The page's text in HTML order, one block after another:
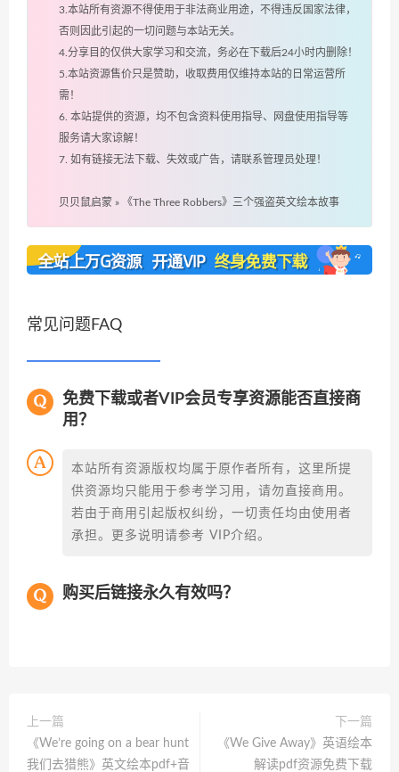
3.本站所有资源不得使用于非法商业用途，不得违反国家法律，
否则因此引起的一切问题与本站无关。
4.分享目的仅供大家学习和交流，务必在下载后24小时内删除！
5.本站资源售价只是赞助，收取费用仅维持本站的日常运营所
需！
6. 本站提供的资源，均不包含资料使用指导、网盘使用指导等
服务请大家谅解！
7. 如有链接无法下载、失效或广告，请联系管理员处理！
贝贝鼠启蒙 » 《The Three Robbers》三个强盗英文绘本故事
常见问题FAQ
免费下载或者VIP会员专享资源能否直接商
用？
本站所有资源版权均属于原作者所有，这里所提
供资源均只能用于参考学习用，请勿直接商用。
若由于商用引起版权纠纷，一切责任均由使用者
承担。更多说明请参考 VIP介绍。
购买后链接永久有效吗？
上一篇
《We’re going on a bear hunt
我们去猎熊》英文绘本pdf+音
下一篇
《We Give Away》英语绘本
解读pdf资源免费下载